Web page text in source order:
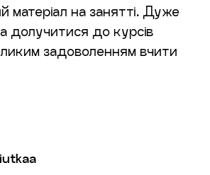
матеріал на занятті. Дуже
долучитися до курсів
задоволенням вчити